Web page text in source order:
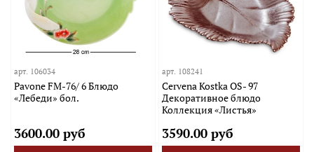
арт. 106034
Pavone FM-76/ 6 Блюдо
«Лебеди» бол.
3600.00 руб
арт. 108241
Cervena Kostka OS- 97
Декоративное блюдо
Коллекция «Листья»
3590.00 руб